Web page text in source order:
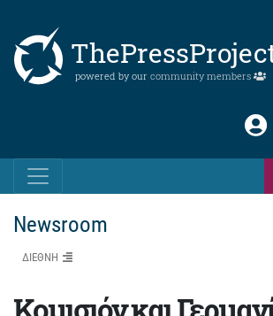
powered by our community members
Newsroom
ΔΙΕΘΝΗ